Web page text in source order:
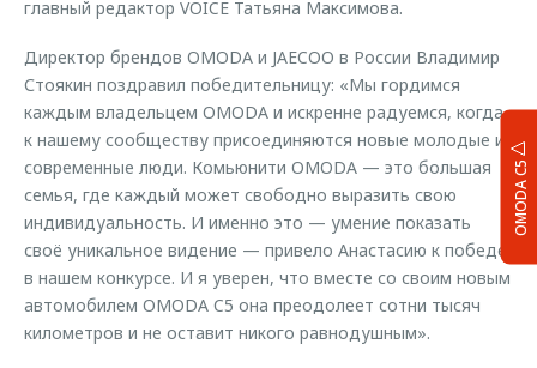
OMODA C5
главный редактор VOICE Татьяна Максимова.
Директор брендов OMODA и JAECOO в России Владимир
Стоякин поздравил победительницу: «Мы гордимся
каждым владельцем OMODA и искренне радуемся, когда
к нашему сообществу присоединяются новые молодые и
современные люди. Комьюнити OMODA — это большая
семья, где каждый может свободно выразить свою
индивидуальность. И именно это — умение показать
своё уникальное видение — привело Анастасию к победе
в нашем конкурсе. И я уверен, что вместе со своим новым
автомобилем OMODA C5 она преодолеет сотни тысяч
километров и не оставит никого равнодушным».